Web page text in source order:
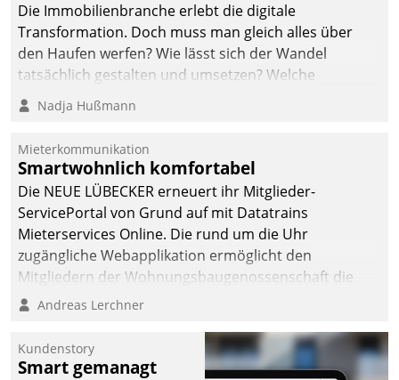
Die Immobilienbranche erlebt die digitale
Transformation. Doch muss man gleich alles über
den Haufen werfen? Wie lässt sich der Wandel
tatsächlich gestalten und umsetzen? Welche
Argumente zählen wirklich?
Nadja Hußmann
Mieterkommunikation
Smartwohnlich komfortabel
Die NEUE LÜBECKER erneuert ihr Mitglieder-
ServicePortal von Grund auf mit Datatrains
Mieterservices Online. Die rund um die Uhr
zugängliche Webapplikation ermöglicht den
Mitgliedern der Wohnungs­bau­genossenschaft die
Kontaktaufnahme per Smartphone, Tablet oder PC.
Andreas Lerchner
Kundenstory
Smart gemanagt